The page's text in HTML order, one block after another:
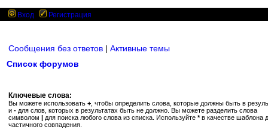
Вход Регистрация
Сообщения без ответов | Активные темы
Список форумов
Ключевые слова:
Вы можете использовать + , чтобы определить слова, которые должны быть в
и - для слов, которых в результатах быть не должно. Вы можете разделить слова
символом | для поиска любого слова из списка. Используйте *в качестве шаблона
частичного совпадения.